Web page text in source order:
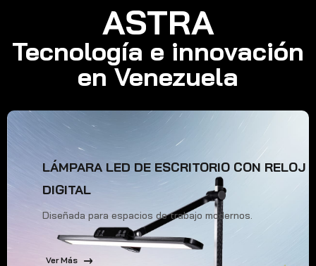
ASTRA
Tecnología e innovación
en Venezuela
LÁMPARA LED DE ESCRITORIO CON RELOJ
DIGITAL
Diseñada para espacios de trabajo modernos.
Ver Más